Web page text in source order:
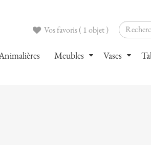
Vos favoris ( 1 objet )
Meubles Vases